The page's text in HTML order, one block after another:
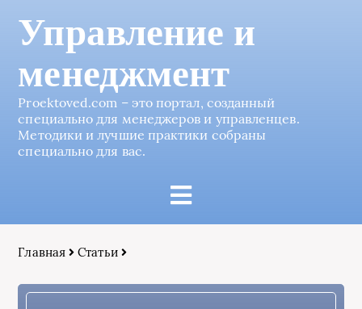
Управление и
менеджмент
Proektoved.com – это портал, созданный
специально для менеджеров и управленцев.
Методики и лучшие практики собраны
специально для вас.
Главная Статьи